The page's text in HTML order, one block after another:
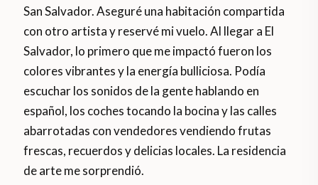
San Salvador. Aseguré una habitación compartida
con otro artista y reservé mi vuelo. Al llegar a El
Salvador, lo primero que me impactó fueron los
colores vibrantes y la energía bulliciosa. Podía
escuchar los sonidos de la gente hablando en
español, los coches tocando la bocina y las calles
abarrotadas con vendedores vendiendo frutas
frescas, recuerdos y delicias locales. La residencia
de arte me sorprendió.